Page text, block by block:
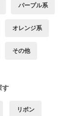
パープル系
オレンジ系
その他
す
リボン